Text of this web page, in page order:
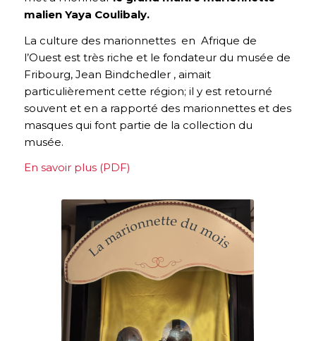
malien Yaya Coulibaly.
La culture des marionnettes en Afrique de
l’Ouest est très riche et le fondateur du musée de
Fribourg, Jean Bindchedler , aimait
particulièrement cette région; il y est retourné
souvent et en a rapporté des marionnettes et des
masques qui font partie de la collection du
musée.
En savoir plus (PDF)